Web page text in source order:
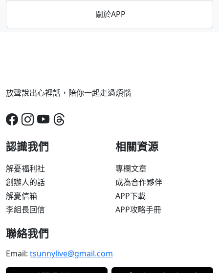
關於APP
放聲說出心裡話，陪你一起走過煩惱
認識我們
解憂福利社
創辦人的話
解憂信箱
李組長回信
相關資源
專欄文章
成為合作夥伴
APP下載
APP攻略手冊
聯絡我們
Email: tsunnylive@gmail.com